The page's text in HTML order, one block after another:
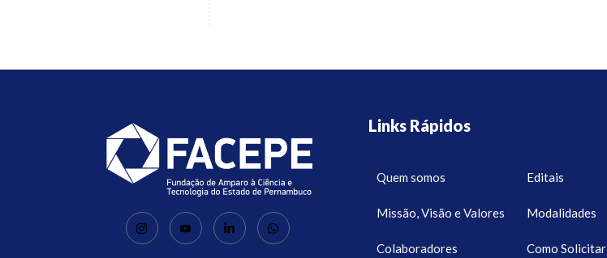
Links Rápidos
Quem somos
Missão, Visão e Valores
Colaboradores
Editais
Modalidades
Como Solicitar